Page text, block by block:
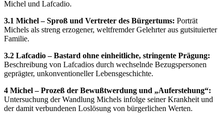
Michel und Lafcadio.
3.1 Michel – Sproß und Vertreter des Bürgertums: Porträt
Michels als streng erzogener, weltfremder Gelehrter aus gutsituierter
Familie.
3.2 Lafcadio – Bastard ohne einheitliche, stringente Prägung:
Beschreibung von Lafcadios durch wechselnde Bezugspersonen
geprägter, unkonventioneller Lebensgeschichte.
4 Michel – Prozeß der Bewußtwerdung und „Auferstehung“:
Untersuchung der Wandlung Michels infolge seiner Krankheit und
der damit verbundenen Loslösung von bürgerlichen Werten.